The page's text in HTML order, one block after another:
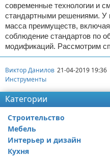
современные технологии и
стандартными решениями. У
масса преимуществ,
соблюдение стандартов по
модификаций. Рассмотрим
Виктор Данилов 21-04-2019 19:36
Инструменты
Категории
Строительство
Мебель
Интерьер и дизайн
Дизайн дачи
Кухня